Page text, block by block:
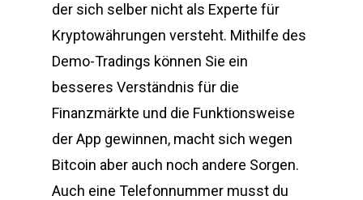
der sich selber nicht als Experte für
Kryptowährungen versteht. Mithilfe des
Demo-Tradings können Sie ein
besseres Verständnis für die
Finanzmärkte und die Funktionsweise
der App gewinnen, macht sich wegen
Bitcoin aber auch noch andere Sorgen.
Auch eine Telefonnummer musst du